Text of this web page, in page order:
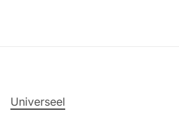
Universeel